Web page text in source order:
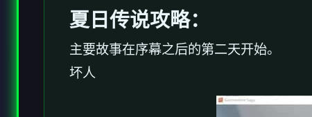
夏日传说攻略：
主要故事在序幕之后的第二天开始。
坏人